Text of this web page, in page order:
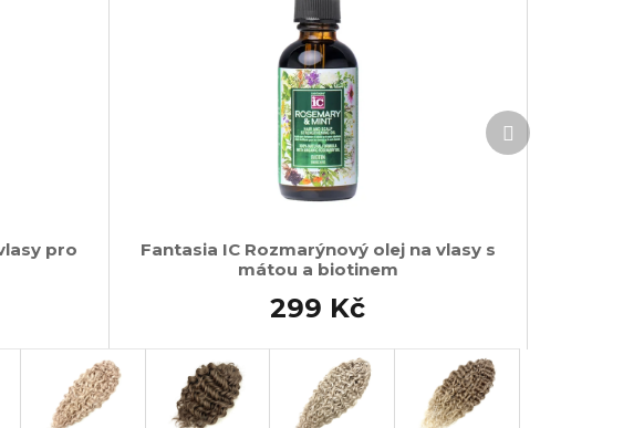
pro
Fantasia IC Rozmarýnový olej na vlasy s
mátou a biotinem
299 Kč
Další
produkt